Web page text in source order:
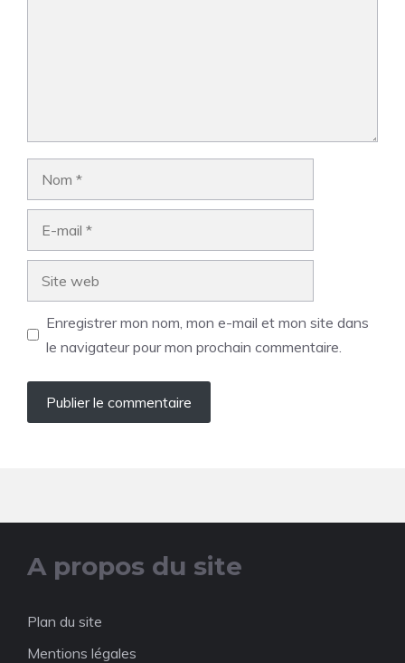
Enregistrer mon nom, mon e-mail et mon site dans
le navigateur pour mon prochain commentaire.
A propos du site
Plan du site
Mentions légales